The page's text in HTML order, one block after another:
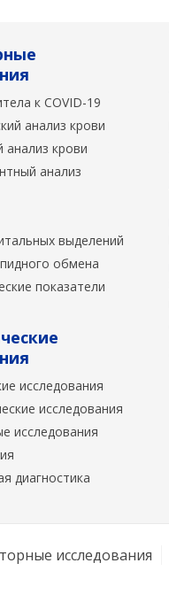
к COVID-19
анализ крови
анализ крови
анализ
выделений
обмена
показатели
исследования
исследования
исследования
диагностика
исследования